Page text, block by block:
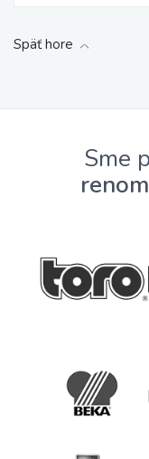
Späť hore
Sme